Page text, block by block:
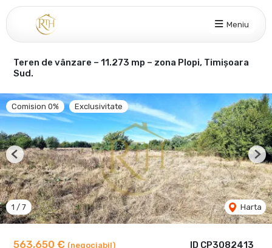
Meniu
Teren de vânzare – 11.273 mp – zona Plopi, Timișoara
Sud.
ID CP3082413
563,650 € (negociabil)
Comision 0% Exclusivitate
1 / 7 Harta
Previous